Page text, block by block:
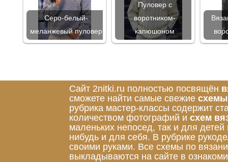
Серо-белый-
меланжевый пуловер
Пуловер с
воротником-
капюшоном
Сайт 2nitki.ru полностью посвящён
сможете найти самые свежие схемы
рубрика мастер-классы содержит
количеством фотографий и схем
маленьких непосед, так и для
нибудь и для себя. В рубрике
своими руками. Все схемы по
выкладываются на сайте в